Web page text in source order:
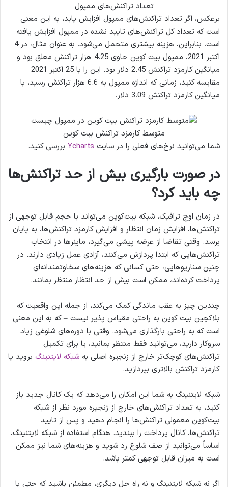
تعداد تراکنش‌های ممپول
برعکس، اگر تعداد تراکنش‌های ممپول افزایش یابد، به این معنی
است که تعداد کل تراکنش‌های تایید نشده در ممپول افزایش یافته
است. بنابراین، هزینه بیشتری متحمل می‌شود. به عنوان مثال، در 4
اکتبر 2021، ممپول بیت کوین حاوی 4.25 هزار تراکنش معلق بود و
میانگین کارمزد تراکنش 2.45 دلار بود. این را با 25 اکتبر 2021
مقایسه کنید، زمانی که اندازه ممپول به 6.6 هزار تراکنش رسید، با
میانگین کارمزد تراکنش 3.09 دلار.
متوسط کارمزد تراکنش بیت کوین
شما می‌توانید نرخ‌های فعلی را در سایت Ycharts بررسی کنید.
در صورت بارگیری بیش از حد تراکنش‌ها
چه باید کرد؟
در زمان اوج ترافیک، شبکه بیت‌کوین می‌تواند با حجم قابل توجهی از
تراکنش‌ها، افزایش زمان انتظار و افزایش کارمزد تراکنش‌ها، به پایان
برسد. وقتی تقاضا از عرضه پیشی می‌گیرد، ماینرها در انتخاب
تراکنش‌هایی که ابتدا پردازش می‌کنند، آزادی عمل زیادی دارند. در
چنین سناریوهایی، حتی کسانی که هزینه‌های سخاوتمندانه‌ای
پرداخت کرده‌اند، ممکن است بیش از حد انتظار منتظر بمانند.
چندین چیز به عقب ماندگی کمک می‌کند، از جمله این واقعیت که
بلاکچین بیت کوین به راحتی مقیاس پذیر نیست – که به این معنی
است که به راحتی بارگذاری می‌شود. وقتی با دوره‌های شلوغی زیاد
سروکار دارید، می‌توانید فقط منتظر بمانید، یا برای تکمیل
تراکنش‌های کوچک‌تر خارج از زنجیره اصلی به شبکه لایتنینگ بروید یا
کارمزد تراکنش بالاتری بپردازید.
شبکه لایتنینگ به شما این امکان را می‌دهد که یک کانال جدید باز
کنید، به تعداد تراکنش‌های خارج از زنجیره مورد نظر از شبکه
بیت‌کوین معمولی تراکنش‌ها را انجام دهید و پس از تایید
تراکنش‌ها، کانال پرداخت را ببندید. هنگام استفاده از شبکه لایتنینگ،
اساساً می‌توانید از صف شلوغ رد شوید و هزینه‌های شما نیز ممکن
است به میزان قابل توجهی کمتر باشد.
اگر نه شبکه لایتنینگ و نه راه حل دیگری، مطمئن باشید که حتی با